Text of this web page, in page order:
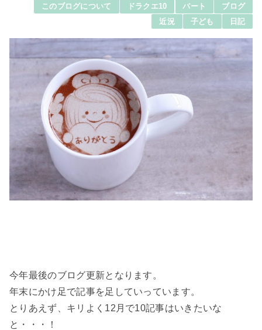
このブログについて
ドラクエ10 パート
ブログ
近況
子ども 日記
今年最後のブログ更新となります。
年末にかけ足で記事を足していっています。
とりあえず、キリよく12月で10記事はいきたいな
と・・・！